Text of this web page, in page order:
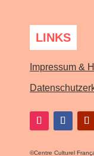
LINKS
Impressum &
©Centre Culturel